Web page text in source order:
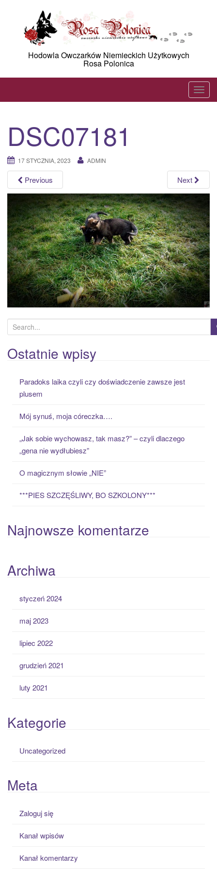
Hodowla Owczarków Niemieckich Użytkowych
Rosa Polonica
T
o
v
i
g
a
t
i
o
n
DSC07181
17 STYCZNIA, 2023 ADMIN
Previous Next
e
a
r
Ostatnie wpisy
Paradoks laika czyli czy doświadczenie zawsze jest
plusem
Mój synuś, moja córeczka….
„Jak sobie wychowasz, tak masz?” – czyli dlaczego
„gena nie wydłubiesz”
O magicznym słowie „NIE”
***PIES SZCZĘŚLIWY, BO SZKOLONY***
Najnowsze komentarze
Archiwa
styczeń 2024
maj 2023
lipiec 2022
grudzień 2021
luty 2021
Kategorie
Uncategorized
Meta
Zaloguj się
Kanał wpisów
Kanał komentarzy